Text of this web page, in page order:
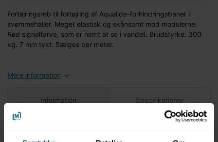
Fortøjringsreb til fortøjring af Aqualide-forhindringsbaner i
svømmehaller. Meget elastisk og skånsomt mod modulerne.
Rød signalfarve, som er nemt at se i vandet. Brudstyrke: 300
kg. 7 mm tykt. Sælges per meter.
Mere information
Information Specifikationer